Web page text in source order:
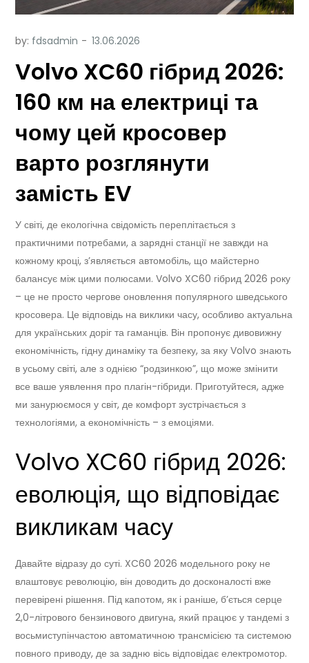
by: fdsadmin
Volvo XC60 гібрид 2026:
160 км на електриці та
чому цей кросовер
варто розглянути
замість EV
У світі, де екологічна свідомість переплітається з
практичними потребами, а зарядні станції не завжди на
кожному кроці, з’являється автомобіль, що майстерно
балансує між цими полюсами. Volvo XC60 гібрид 2026 року
– це не просто чергове оновлення популярного шведського
кросовера. Це відповідь на виклики часу, особливо актуальна
для українських доріг та гаманців. Він пропонує дивовижну
економічність, гідну динаміку та безпеку, за яку Volvo знають
в усьому світі, але з однією “родзинкою”, що може змінити
все ваше уявлення про плагін-гібриди. Приготуйтеся, адже
ми занурюємося у світ, де комфорт зустрічається з
технологіями, а економічність – з емоціями.
Volvo XC60 гібрид 2026:
еволюція, що відповідає
викликам часу
Давайте відразу до суті. XC60 2026 модельного року не
влаштовує революцію, він доводить до досконалості вже
перевірені рішення. Під капотом, як і раніше, б’ється серце
2,0-літрового бензинового двигуна, який працює у тандемі з
восьмиступінчастою автоматичною трансмісією та системою
повного приводу, де за задню вісь відповідає електромотор.